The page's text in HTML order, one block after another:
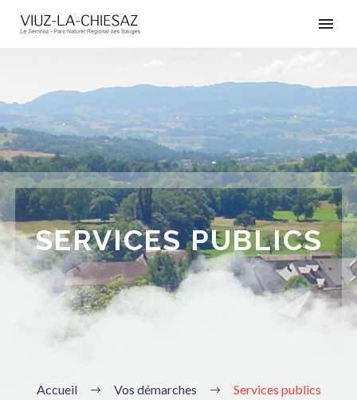
SERVICES PUBLICS
Accueil Vos démarches Services publics